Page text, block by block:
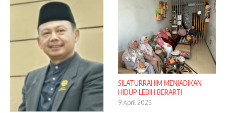
SILATURRAHIM MENJADIKAN
HIDUP LEBIH BERARTI
9 April 2025